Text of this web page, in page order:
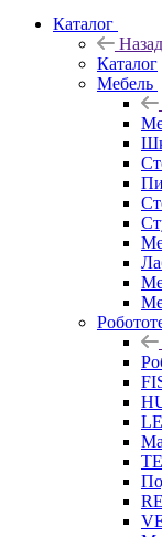
Каталог
Назад
Каталог
Мебель